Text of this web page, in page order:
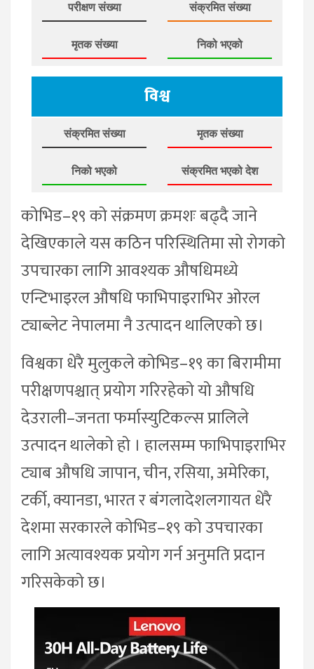
परीक्षण संख्या संक्रमित संख्या
मृतक संख्या निको भएको
विश्व
संक्रमित संख्या मृतक संख्या
निको भएको संक्रमित भएको देश
कोभिड–१९ को संक्रमण क्रमशः बढ्दै जाने
देखिएकाले यस कठिन परिस्थितिमा सो रोगको
उपचारका लागि आवश्यक औषधिमध्ये
एन्टिभाइरल औषधि फाभिपाइराभिर ओरल
ट्याब्लेट नेपालमा नै उत्पादन थालिएको छ।
विश्वका धेरै मुलुकले कोभिड–१९ का बिरामीमा
परीक्षणपश्चात् प्रयोग गरिरहेको यो औषधि
देउराली–जनता फर्मास्युटिकल्स प्रालिले
उत्पादन थालेको हो । हालसम्म फाभिपाइराभिर
ट्याब औषधि जापान, चीन, रसिया, अमेरिका,
टर्की, क्यानडा, भारत र बंगलादेशलगायत धेरै
देशमा सरकारले कोभिड–१९ को उपचारका
लागि अत्यावश्यक प्रयोग गर्न अनुमति प्रदान
गरिसकेको छ।